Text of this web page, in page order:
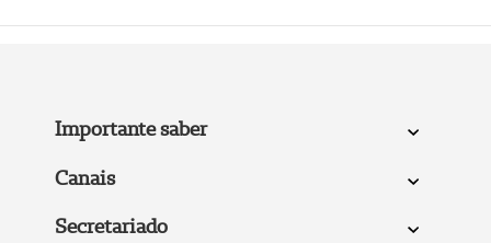
Importante saber
Canais
Secretariado